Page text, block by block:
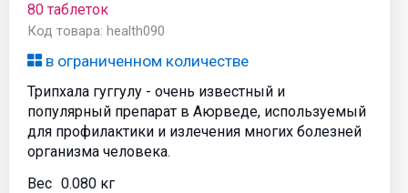
80 таблеток
Код товара: health090
в ограниченном количестве
Трипхала гуггулу - очень известный и
популярный препарат в Аюрведе, используемый
для профилактики и излечения многих болезней
организма человека.
Вес 0.080 кг